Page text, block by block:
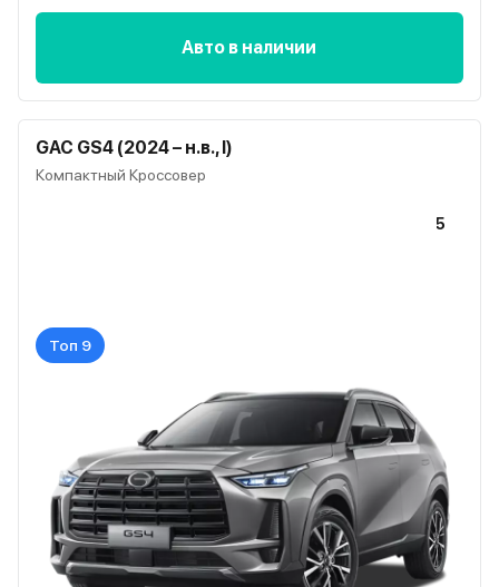
Авто в наличии
GAC GS4 (2024 – н.в., I)
Компактный Кроссовер
5
Топ 9